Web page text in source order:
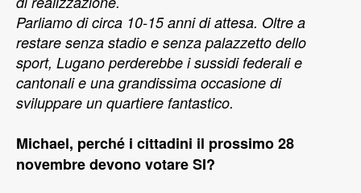
Parliamo di circa 10-15 anni di attesa. Oltre a
restare senza stadio e senza palazzetto dello
sport, Lugano perderebbe i sussidi federali e
cantonali e una grandissima occasione di
sviluppare un quartiere fantastico.
Michael, perché i cittadini il prossimo 28
novembre devono votare SI?